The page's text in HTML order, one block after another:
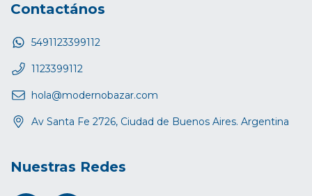
Contactános
5491123399112
1123399112
hola@modernobazar.com
Av Santa Fe 2726, Ciudad de Buenos Aires. Argentina
Nuestras Redes